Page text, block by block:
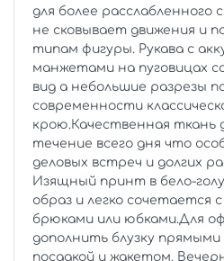
для более расслабленного
не сковывает движения и
типам фигуры. Рукава с
манжетами на пуговицах
вид а небольшие разрезы
современности
крою.Качественная ткань
течение всего дня что
деловых встреч и долгих
Изящный принт в бело-
образ и легко сочетается
брюками или юбками.Для
дополнить блузку
посадкой и жакетом.